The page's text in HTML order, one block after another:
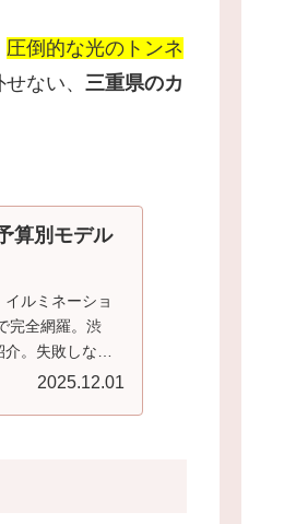
圧倒的な光のトンネ
ない、 三重県のカ
算別モデル
ルミネーショ
完全網羅。渋
。失敗しない
2025.12.01